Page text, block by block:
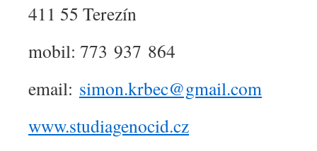
411 55 Terezín
mobil: 773 937 864
email: simon.krbec@gmail.com
www.studiagenocid.cz